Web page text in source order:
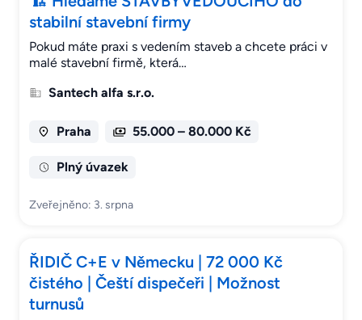
stabilní stavební firmy
Pokud máte praxi s vedením staveb a chcete práci v
malé stavební firmě, která…
Santech alfa s.r.o.
Praha 55.000 – 80.000 Kč
Plný úvazek
Zveřejněno: 3. srpna
ŘIDIČ C+E v Německu | 72 000 Kč
čistého | Čeští dispečeři | Možnost
turnusů